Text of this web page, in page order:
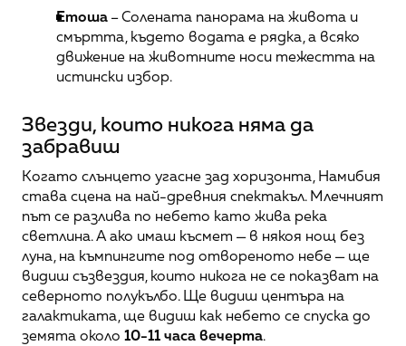
Етоша – Солената панорама на живота и
смъртта, където водата е рядка, а всяко
движение на животните носи тежестта на
истински избор.
Звезди, които никога няма да
забравиш
Когато слънцето угасне зад хоризонта, Намибия
става сцена на най-древния спектакъл. Млечният
път се разлива по небето като жива река
светлина. А ако имаш късмет — в някоя нощ без
луна, на къмпингите под отвореното небе — ще
видиш съзвездия, които никога не се показват на
северното полукълбо. Ще видиш центъра на
галактиката, ще видиш как небето се спуска до
земята около 10-11 часа вечерта.